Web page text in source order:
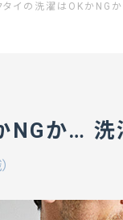
タイの洗濯はOKかNG
か… 洗